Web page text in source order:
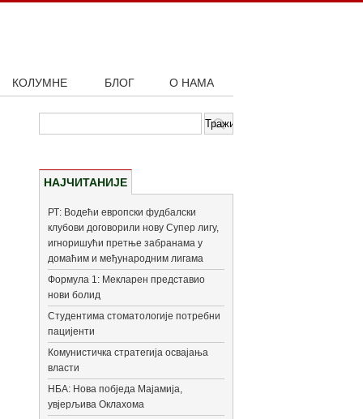
КОЛУМНЕ БЛОГ О НАМА
НАЈЧИТАНИЈЕ
РТ: Водећи европски фудбалски
клубови договорили нову Супер лигу,
игноришући претње забранама у
домаћим и међународним лигама
Формула 1: Мекларен представио
нови болид
Студентима стоматологије потребни
пацијенти
Комунистичка стратегија освајања
власти
НБА: Нова побједа Мајамија,
увјерљива Оклахома